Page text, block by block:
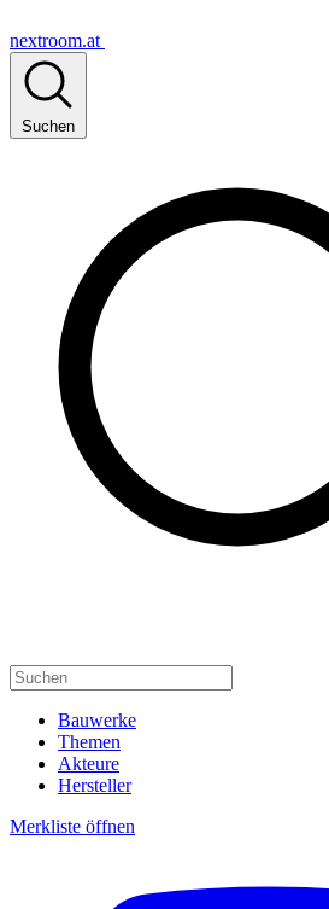
nextroom.at
Suchen
Bauwerke
Themen
Akteure
Hersteller
Merkliste öffnen